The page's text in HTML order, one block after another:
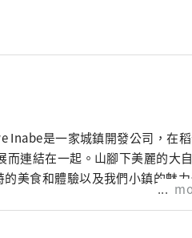
Inabe是一家城鎮開發公司，在
而連結在一起。山腳下美麗的大
美食和體驗以及我們小鎮的魅